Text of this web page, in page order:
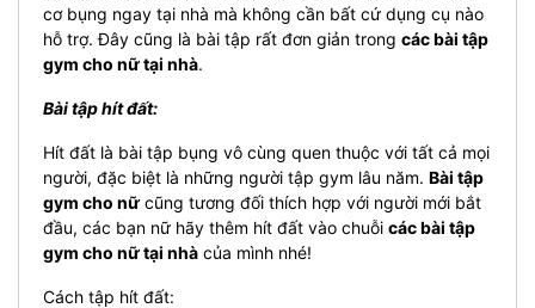
cơ bụng ngay tại nhà mà không cần bất cứ dụng cụ nào
hỗ trợ. Đây cũng là bài tập rất đơn giản trong các bài tập
gym cho nữ tại nhà.
Bài tập hít đất:
Hít đất là bài tập bụng vô cùng quen thuộc với tất cả mọi
người, đặc biệt là những người tập gym lâu năm. Bài tập
gym cho nữ cũng tương đối thích hợp với người mới bắt
đầu, các bạn nữ hãy thêm hít đất vào chuỗi các bài tập
gym cho nữ tại nhà của mình nhé!
Cách tập hít đất: